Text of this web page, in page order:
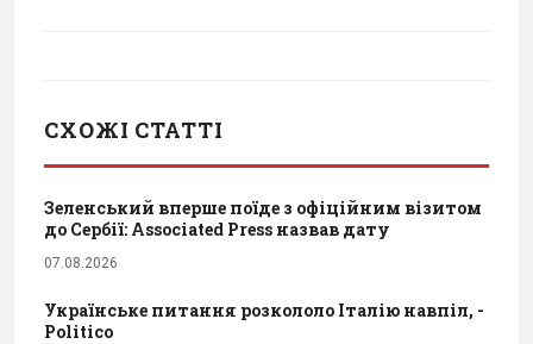
СХОЖІ СТАТТІ
Зеленський вперше поїде з офіційним візитом
до Сербії: Associated Press назвав дату
07.08.2026
Українське питання розкололо Італію навпіл, -
Politico